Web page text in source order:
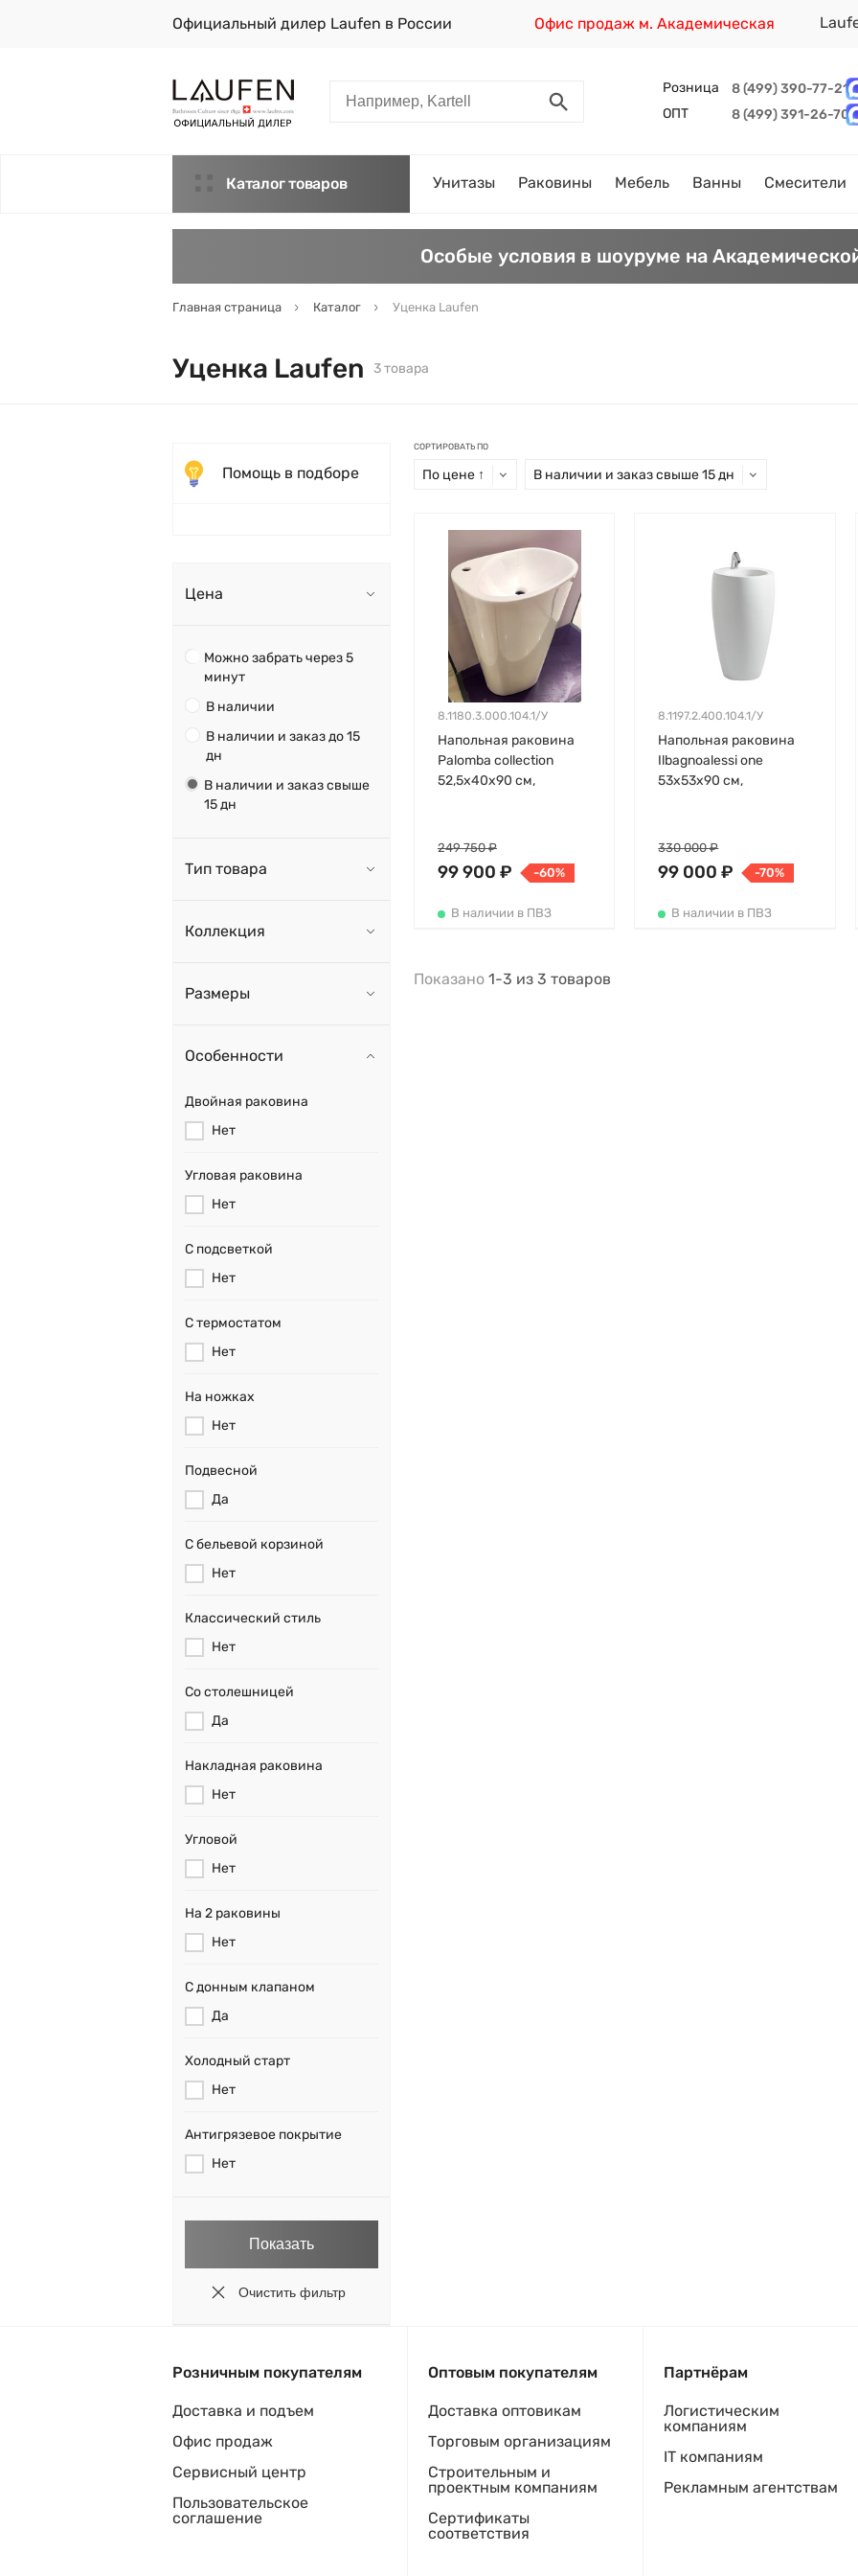
Официальный дилер Laufen в России Офис продаж м. Академическая
Розница 8 (499) 390-77-21
ОПТ
8 (499) 391-26-70
Каталог товаров Унитазы Раковины Мебель Ванны Смесители
Особые условия в шоуруме на
Главная страница Каталог Уценка Laufen
Уценка Laufen 3 товара
Помощь в подборе
Цена
Можно забрать через 5
минут
В наличии
В наличии и заказ до 15
дн
В наличии и заказ свыше
15 дн
Тип товара
Коллекция
Размеры
Особенности
Двойная раковина
Нет
Угловая раковина
Нет
С подсветкой
Нет
С термостатом
Нет
На ножках
Нет
Подвесной
Да
С бельевой корзиной
Нет
Классический стиль
Нет
Со столешницей
Да
Накладная раковина
Нет
Угловой
Нет
На 2 раковины
Нет
С донным клапаном
Да
Холодный старт
Нет
Антигрязевое покрытие
Нет
СОРТИРОВАТЬ ПО
По цене ↑ В наличии и заказ свыше 15 дн
8.1180.3.000.104.1/У
Напольная раковина
Palomba collection
52,5х40х90 см,
99 900 ₽
249 750 ₽
-60%
В наличии в ПВЗ
8.1197.2.400.104.1/У
Напольная раковина
Ilbagnoalessi one
53х53х90 см,
99 000 ₽
330 000 ₽
-70%
В наличии в ПВЗ
Показано 1-3 из 3 товаров
Розничным покупателям
Доставка и подъем
Офис продаж
Сервисный центр
Пользовательское
соглашение
Оптовым покупателям
Доставка оптовикам
Торговым организациям
Строительным и
проектным компаниям
Сертификаты
соответствия
Партнёрам
Логистическим
компаниям
IT компаниям
Рекламным агентствам